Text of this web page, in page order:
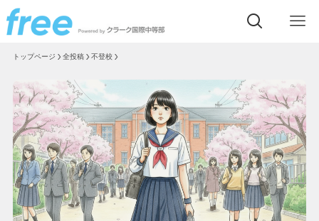
トップページ 全投稿 不登校